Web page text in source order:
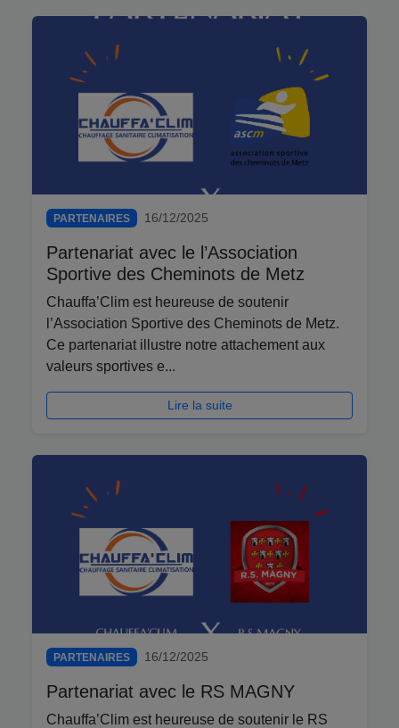
PARTENAIRES 16/12/2025
Partenariat avec le l’Association
Sportive des Cheminots de Metz
Chauffa’Clim est heureuse de soutenir
l’Association Sportive des Cheminots de Metz.
Ce partenariat illustre notre attachement aux
valeurs sportives e...
Lire la suite
PARTENAIRES 16/12/2025
Partenariat avec le RS MAGNY
Chauffa’Clim est heureuse de soutenir le RS